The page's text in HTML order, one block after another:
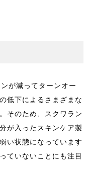
が減ってターンオー
低下によるさまざまな
そのため、スクワラン
が入ったスキンケア製
い状態になっています
ていないことにも注目